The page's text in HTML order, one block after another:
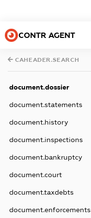
CONTR AGENT
CAHEADER.SEARCH
document.dossier
document.statements
document.history
document.inspections
document.bankruptcy
document.court
document.taxdebts
document.enforcements